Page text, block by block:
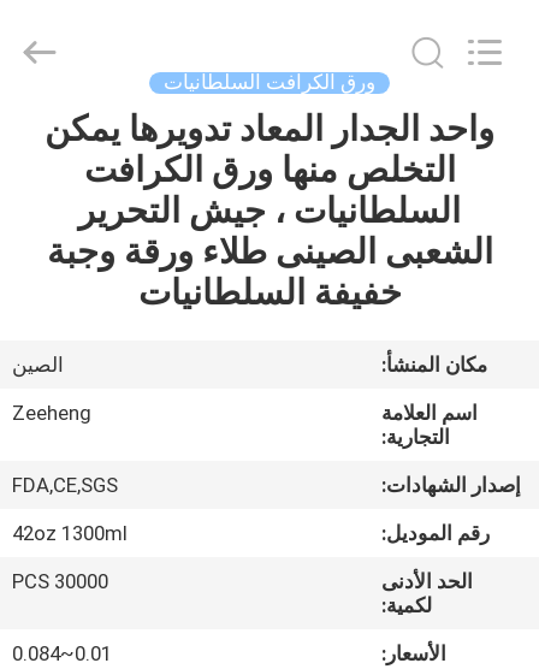
منزل،
منتجات
في
المعمل
مراقبة
الجودة
Protection
Technology
Reserved.
ورق الكرافت السلطانيات
واحد الجدار المعاد تدويرها يمكن
التخلص منها ورق الكرافت
السلطانيات ، جيش التحرير
الشعبى الصينى طلاء ورقة وجبة
خفيفة السلطانيات
مكان المنشأ:
الصين
اسم العلامة
التجارية:
Zeeheng
إصدار الشهادات:
FDA,CE,SGS
رقم الموديل:
42oz 1300ml
الحد الأدنى
لكمية:
30000 PCS
الأسعار:
0.01~0.084